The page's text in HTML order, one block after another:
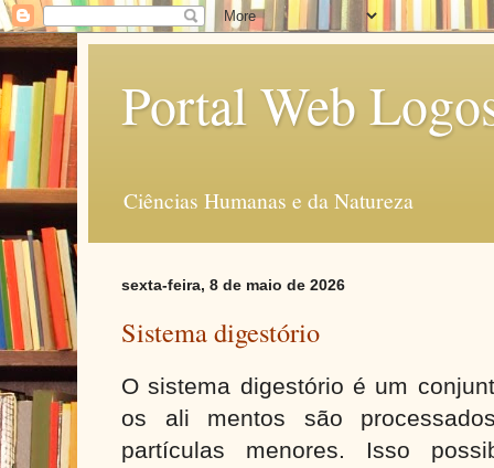
Portal Web
Ciências Humanas e da Natureza
sexta-feira, 8 de maio de 2026
Sistema digestório
O sistema digestório é um
os ali mentos são
partículas menores. Isso